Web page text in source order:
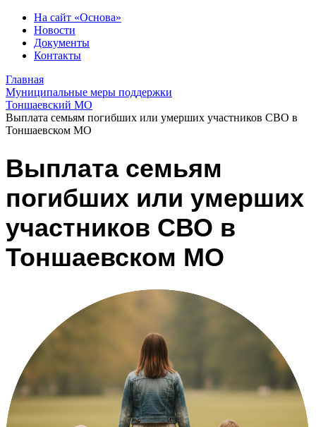
На сайт «Основа»
Новости
Документы
Контакты
Главная
Муниципальные меры поддержки
Тоншаевский МО
Выплата семьям погибших или умерших участников СВО в
Тоншаевском МО
Выплата семьям
погибших или умерших
участников СВО в
Тоншаевском МО